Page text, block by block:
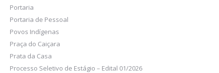
Portaria
Portaria de Pessoal
Povos Indígenas
Praça do Caiçara
Prata da Casa
Processo Seletivo de Estágio – Edital 01/2026